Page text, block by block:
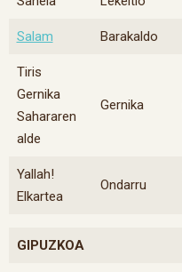
Salam Barakaldo
Tiris
Gernika
Sahararen
alde
Gernika
Yallah!
Elkartea
Ondarru
GIPUZKOA